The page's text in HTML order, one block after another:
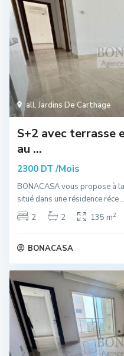
all,Jardins De Carthage
S+2 avec terrasse
au ...
2300 DT /Mois
BONACASA vous propose à
situé dans une résidence réce
2
2 135 m2
BONACASA